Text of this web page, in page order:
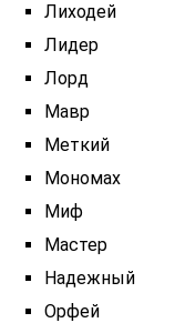
Лиходей
Лидер
Лорд
Мавр
Меткий
Мономах
Миф
Мастер
Надежный
Орфей